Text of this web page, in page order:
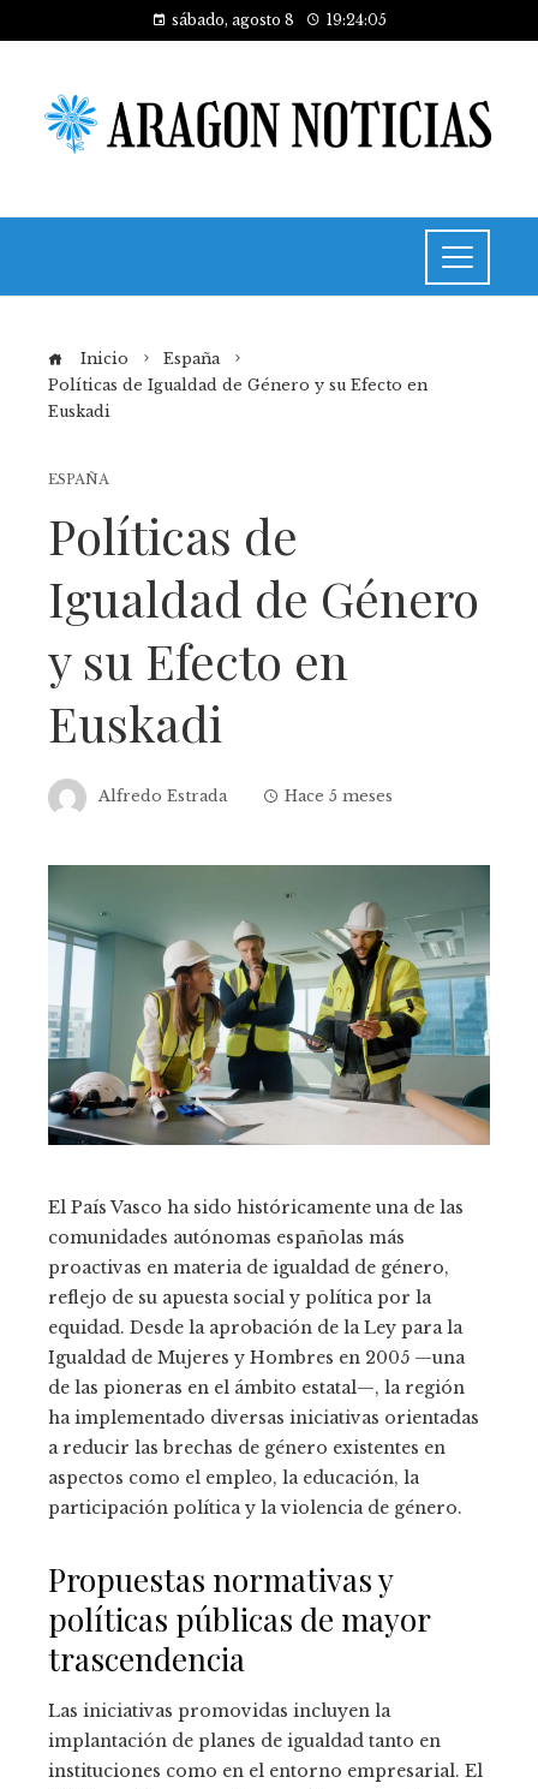
sábado, agosto 8 19:24:06
Inicio
España
Políticas de Igualdad de Género y su Efecto en
Euskadi
ESPAÑA
Políticas de
Igualdad de Género
y su Efecto en
Euskadi
Alfredo Estrada Hace 5 meses
El País Vasco ha sido históricamente una de las
comunidades autónomas españolas más
proactivas en materia de igualdad de género,
reflejo de su apuesta social y política por la
equidad. Desde la aprobación de la Ley para la
Igualdad de Mujeres y Hombres en 2005 —una
de las pioneras en el ámbito estatal—, la región
ha implementado diversas iniciativas orientadas
a reducir las brechas de género existentes en
aspectos como el empleo, la educación, la
participación política y la violencia de género.
Propuestas normativas y
políticas públicas de mayor
trascendencia
Las iniciativas promovidas incluyen la
implantación de planes de igualdad tanto en
instituciones como en el entorno empresarial. El